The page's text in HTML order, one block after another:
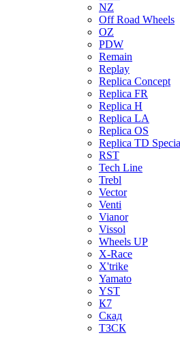
NZ
Off Road Wheels
OZ
PDW
Remain
Replay
Replica Concept
Replica FR
Replica H
Replica LA
Replica OS
Replica TD
RST
Tech Line
Trebl
Vector
Venti
Vianor
Vissol
Wheels UP
X-Race
X'trike
Yamato
YST
К7
Скад
ТЗСК